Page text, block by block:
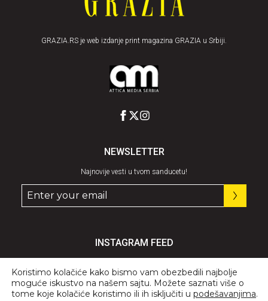
GRAZIA.RS je web izdanje print magazina GRAZIA u Srbiji.
NEWSLETTER
Najnovije vesti u tvom sanducetu!
INSTAGRAM FEED
Koristimo kolačiće kako bismo vam obezbedili najbolje
moguće iskustvo na našem sajtu. Možete saznati više o
tome koje kolačiće koristimo ili ih isključiti u podešavanjima.